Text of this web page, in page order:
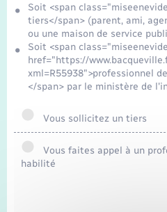
Soit <span
tiers</span> (parent, ami,
ou une maison de service
Soit <span
href="https://
xml=R55938">professionnel
</span> par le ministère de
Vous sollicitez un tiers
Vous faites appel à un
habilité